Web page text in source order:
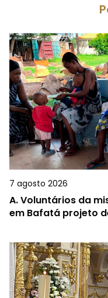
7 agosto 2026
A.Voluntários da
em Bafatá projeto